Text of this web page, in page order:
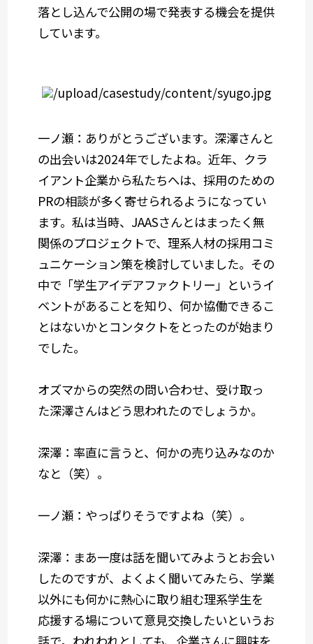
落とし込んで公開の場で発表する機会を提供
しています。
一ノ瀬：ありがとうございます。深澤さんと
の出会いは2024年でしたよね。近年、クラ
イアント企業から私たちへは、採用のための
PRの相談が多く寄せられるようになってい
ます。私は当時、JAASさんとはまったく無
関係のプロジェクトで、理系人材の採用コミ
ュニケーション策を検討していました。その
中で「学生アイデアファクトリー」というイ
ベントがあることを知り、何か協働できるこ
とはないかとコンタクトをとったのが始まり
でした。
オズマからの突然の問い合わせ、受け取っ
た深澤さんはどう思われたのでしょうか。
深澤：率直に言うと、何かの売り込みなのか
なと（笑）。
一ノ瀬：やっぱりそうですよね（笑）。
深澤：まあ一度は話を聞いてみようとお会い
したのですが、よくよく聞いてみたら、学業
以外にも何かに熱心に取り組む理系学生を
応援する場について意見交換したいというお